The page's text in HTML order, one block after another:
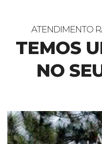
ATENDIMENTO
TEMOS
NO